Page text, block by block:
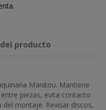
producto
Manitou. Mantiene
piezas, evita contacto
montaje. Revisar discos,